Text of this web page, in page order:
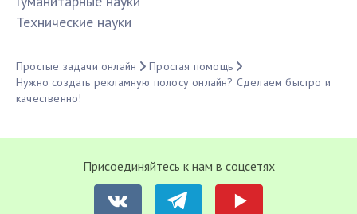
Технические науки
Простые задачи онлайн
Простая помощь
Нужно создать рекламную полосу онлайн? Сделаем быстро и
качественно!
Присоединяйтесь к нам в соцсетях